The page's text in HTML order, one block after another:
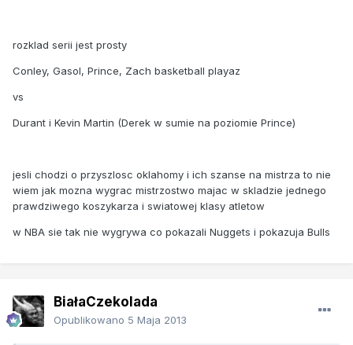
rozklad serii jest prosty
Conley, Gasol, Prince, Zach basketball playaz
vs
Durant i Kevin Martin (Derek w sumie na poziomie Prince)
jesli chodzi o przyszlosc oklahomy i ich szanse na mistrza to nie
wiem jak mozna wygrac mistrzostwo majac w skladzie jednego
prawdziwego koszykarza i swiatowej klasy atletow
w NBA sie tak nie wygrywa co pokazali Nuggets i pokazuja Bulls
BiałaCzekolada
Opublikowano 5 Maja 2013